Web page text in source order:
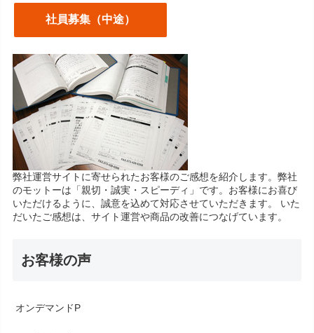
社員募集（中途）
弊社運営サイトに寄せられたお客様のご感想を紹介します。弊社
のモットーは「親切・誠実・スピーディ」です。お客様にお喜び
いただけるように、誠意を込めて対応させていただきます。 いた
だいたご感想は、サイト運営や商品の改善につなげています。
お客様の声
オンデマンドP